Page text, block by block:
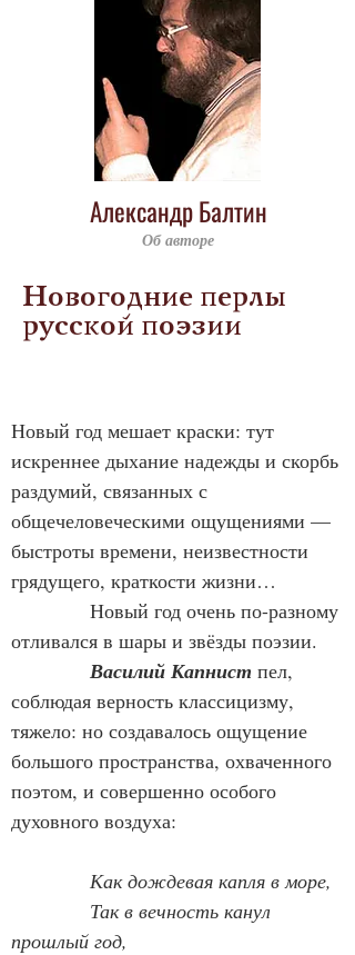
Александр Балтин
Об авторе
Новогодние перлы
русской поэзии
Новый год мешает краски: тут
искреннее дыхание надежды и скорбь
раздумий, связанных с
общечеловеческими ощущениями —
быстроты времени, неизвестности
грядущего, краткости жизни…
Новый год очень по-разному
отливался в шары и звёзды поэзии.
Василий Капнист пел,
соблюдая верность классицизму,
тяжело: но создавалось ощущение
большого пространства, охваченного
поэтом, и совершенно особого
духовного воздуха:
Как дождевая капля в море,
Так в вечность канул
прошлый год,